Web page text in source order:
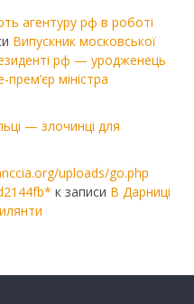
агентуру рф в роботі
Випускник московської
рф — уродженець
міністра
— злочинці для
uploads/go.php
к записи В Дарниці